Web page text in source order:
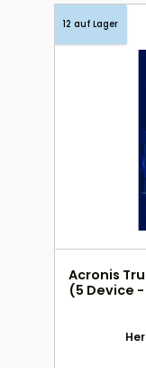
12 auf Lager
Acronis
(5 Device -